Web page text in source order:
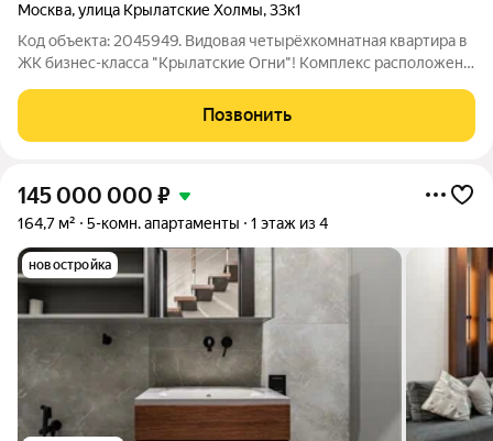
Москва,улица Крылатские Холмы,33к1
Код объекта: 2045949. Видовая четырёхкомнатная квартира в
ЖК бизнес-класса "Крылатские Огни"! Комплекс расположен в
Москвы. Общая площадь квартиры составляет 162,5 кв. м.,
грамотное
Позвонить
145 000 000 ₽
164,7 м² 5-комн. апартаменты 1 этаж из 4
новостройка